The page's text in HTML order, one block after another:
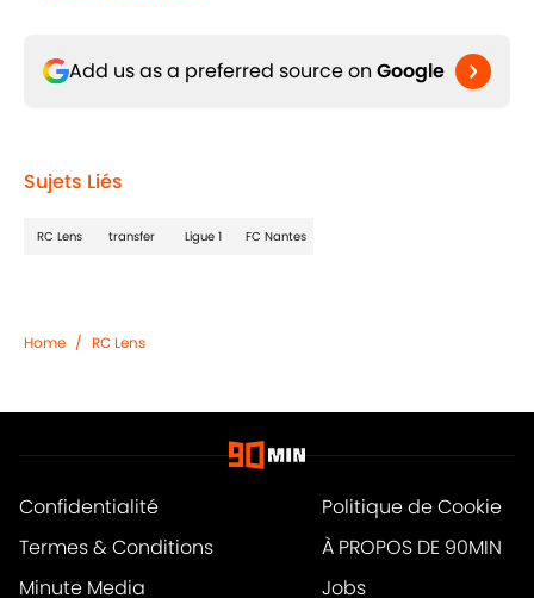
Add us as a preferred source on Google
Sujets Liés
RC Lens transfer Ligue 1 FC Nantes
Home / RC Lens
Confidentialité
Politique de Cookie
Termes & Conditions
À PROPOS DE 90MIN
Minute Media
Jobs